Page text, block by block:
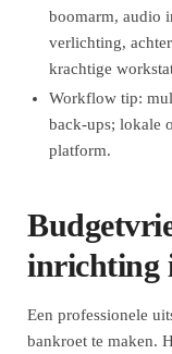
boomarm, audio
verlichting,
krachtige
Workflow tip:
back-ups; lokale
platform.
inrichting
Een professionele
bankroet te maken.